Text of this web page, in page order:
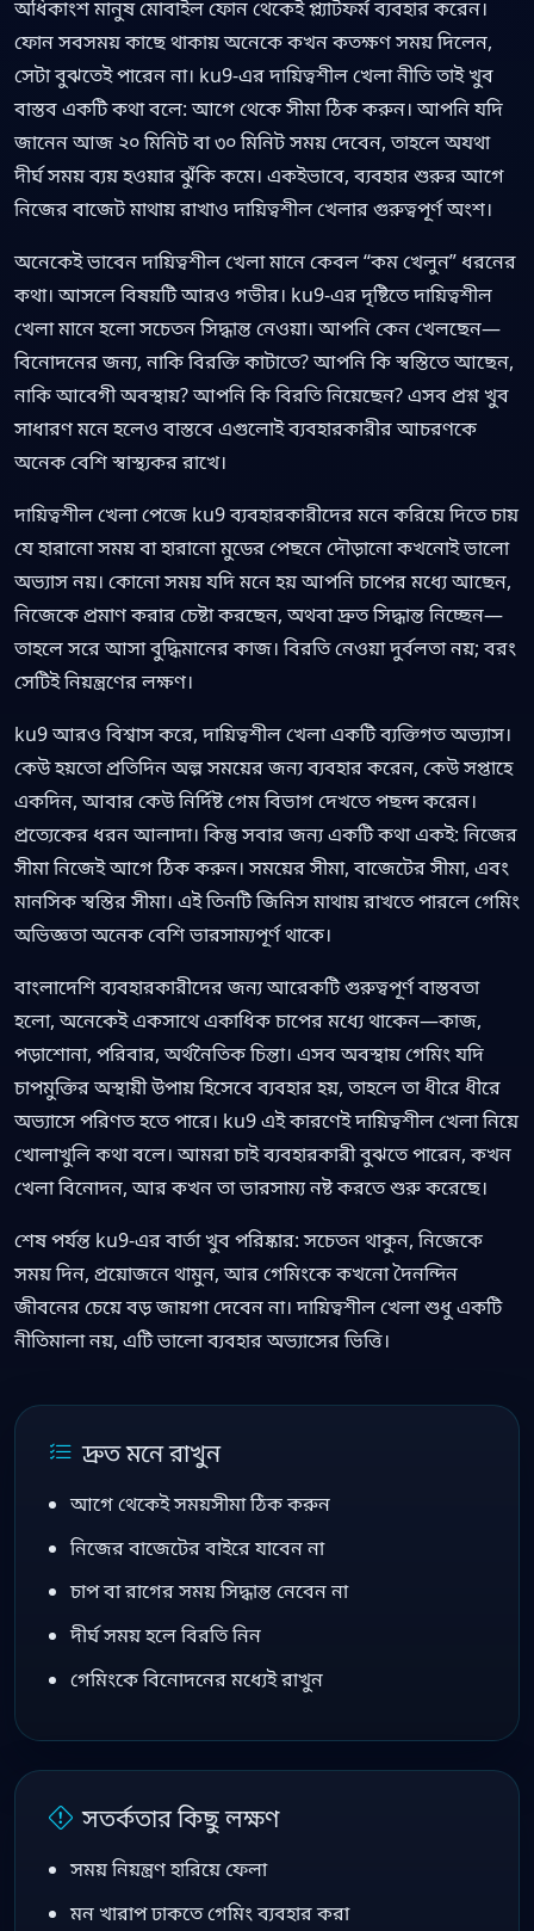
অধিকাংশ মানুষ মোবাইল ফোন থেকেই প্ল্যাটফর্ম ব্যবহার করেন।
ফোন সবসময় কাছে থাকায় অনেকে কখন কতক্ষণ সময় দিলেন,
সেটা বুঝতেই পারেন না। ku9-এর দায়িত্বশীল খেলা নীতি তাই খুব
বাস্তব একটি কথা বলে: আগে থেকে সীমা ঠিক করুন। আপনি যদি
জানেন আজ ২০ মিনিট বা ৩০ মিনিট সময় দেবেন, তাহলে অযথা
দীর্ঘ সময় ব্যয় হওয়ার ঝুঁকি কমে। একইভাবে, ব্যবহার শুরুর আগে
নিজের বাজেট মাথায় রাখাও দায়িত্বশীল খেলার গুরুত্বপূর্ণ অংশ।
অনেকেই ভাবেন দায়িত্বশীল খেলা মানে কেবল “কম খেলুন” ধরনের
কথা। আসলে বিষয়টি আরও গভীর। ku9-এর দৃষ্টিতে দায়িত্বশীল
খেলা মানে হলো সচেতন সিদ্ধান্ত নেওয়া। আপনি কেন খেলছেন—
বিনোদনের জন্য, নাকি বিরক্তি কাটাতে? আপনি কি স্বস্তিতে আছেন,
নাকি আবেগী অবস্থায়? আপনি কি বিরতি নিয়েছেন? এসব প্রশ্ন খুব
সাধারণ মনে হলেও বাস্তবে এগুলোই ব্যবহারকারীর আচরণকে
অনেক বেশি স্বাস্থ্যকর রাখে।
দায়িত্বশীল খেলা পেজে ku9 ব্যবহারকারীদের মনে করিয়ে দিতে চায়
যে হারানো সময় বা হারানো মুডের পেছনে দৌড়ানো কখনোই ভালো
অভ্যাস নয়। কোনো সময় যদি মনে হয় আপনি চাপের মধ্যে আছেন,
নিজেকে প্রমাণ করার চেষ্টা করছেন, অথবা দ্রুত সিদ্ধান্ত নিচ্ছেন—
তাহলে সরে আসা বুদ্ধিমানের কাজ। বিরতি নেওয়া দুর্বলতা নয়; বরং
সেটিই নিয়ন্ত্রণের লক্ষণ।
ku9 আরও বিশ্বাস করে, দায়িত্বশীল খেলা একটি ব্যক্তিগত অভ্যাস।
কেউ হয়তো প্রতিদিন অল্প সময়ের জন্য ব্যবহার করেন, কেউ সপ্তাহে
একদিন, আবার কেউ নির্দিষ্ট গেম বিভাগ দেখতে পছন্দ করেন।
প্রত্যেকের ধরন আলাদা। কিন্তু সবার জন্য একটি কথা একই: নিজের
সীমা নিজেই আগে ঠিক করুন। সময়ের সীমা, বাজেটের সীমা, এবং
মানসিক স্বস্তির সীমা। এই তিনটি জিনিস মাথায় রাখতে পারলে গেমিং
অভিজ্ঞতা অনেক বেশি ভারসাম্যপূর্ণ থাকে।
বাংলাদেশি ব্যবহারকারীদের জন্য আরেকটি গুরুত্বপূর্ণ বাস্তবতা
হলো, অনেকেই একসাথে একাধিক চাপের মধ্যে থাকেন—কাজ,
পড়াশোনা, পরিবার, অর্থনৈতিক চিন্তা। এসব অবস্থায় গেমিং যদি
চাপমুক্তির অস্থায়ী উপায় হিসেবে ব্যবহার হয়, তাহলে তা ধীরে ধীরে
অভ্যাসে পরিণত হতে পারে। ku9 এই কারণেই দায়িত্বশীল খেলা নিয়ে
খোলাখুলি কথা বলে। আমরা চাই ব্যবহারকারী বুঝতে পারেন, কখন
খেলা বিনোদন, আর কখন তা ভারসাম্য নষ্ট করতে শুরু করেছে।
শেষ পর্যন্ত ku9-এর বার্তা খুব পরিষ্কার: সচেতন থাকুন, নিজেকে
সময় দিন, প্রয়োজনে থামুন, আর গেমিংকে কখনো দৈনন্দিন
জীবনের চেয়ে বড় জায়গা দেবেন না। দায়িত্বশীল খেলা শুধু একটি
নীতিমালা নয়, এটি ভালো ব্যবহার অভ্যাসের ভিত্তি।
দ্রুত মনে রাখুন
আগে থেকেই সময়সীমা ঠিক করুন
নিজের বাজেটের বাইরে যাবেন না
চাপ বা রাগের সময় সিদ্ধান্ত নেবেন না
দীর্ঘ সময় হলে বিরতি নিন
গেমিংকে বিনোদনের মধ্যেই রাখুন
সতর্কতার কিছু লক্ষণ
সময় নিয়ন্ত্রণ হারিয়ে ফেলা
মন খারাপ ঢাকতে গেমিং ব্যবহার করা